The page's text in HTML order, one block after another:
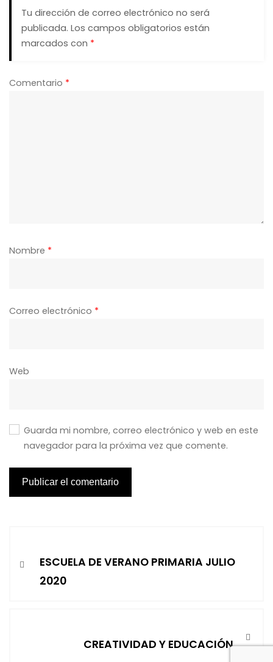
Tu dirección de correo electrónico no será
publicada. Los campos obligatorios están
marcados con *
Comentario *
Nombre *
Correo electrónico *
Web
Guarda mi nombre, correo electrónico y web en este
navegador para la próxima vez que comente.
ESCUELA DE VERANO PRIMARIA JULIO
2020
CREATIVIDAD Y EDUCACIÓN